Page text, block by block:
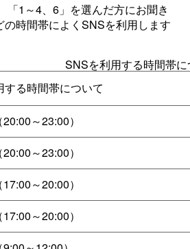
「1～4、6」を選んだ方にお聞き
の時間帯によくSNSを利用します
SNSを利用する時間帯
る時間帯について
～23:00）
～23:00）
～20:00）
～20:00）